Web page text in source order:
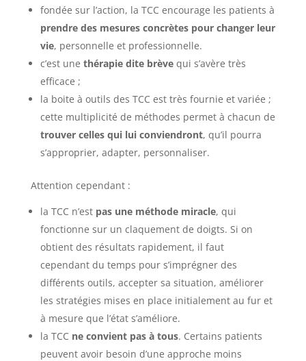
fondée sur l’action, la TCC encourage les patients à
prendre des mesures concrètes pour changer leur
vie, personnelle et professionnelle.
c’est une thérapie dite brèvequi s’avère très
efficace ;
la boite à outils des TCC est très fournie et variée ;
cette multiplicité de méthodes permet à chacun de
trouver celles qui lui conviendront, qu’il pourra
s’approprier, adapter, personnaliser.
Attention cependant :
la TCC n’est pas une méthode miracle, qui
fonctionne sur un claquement de doigts. Si on
obtient des résultats rapidement, il faut
cependant du temps pour s’imprégner des
différents outils, accepter sa situation, améliorer
les stratégies mises en place initialement au fur et
à mesure que l’état s’améliore.
la TCC ne convient pas à tous. Certains patients
peuvent avoir besoin d’une approche moins